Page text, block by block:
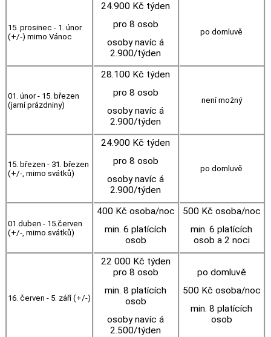
15. prosinec - 1. únor
(+/-) mimo Vánoc
24.900 Kč týden
pro 8 osob
osoby navíc á
2.900/týden
po domluvě
01. únor - 15. březen
(jarní prázdniny)
28.100 Kč týden
pro 8 osob
osoby navíc á
2.900/týden
není možný
15. březen - 31. březen
(+/-, mimo svátků)
24.900 Kč týden
pro 8 osob
osoby navíc á
2.900/týden
po domluvě
01.duben - 15.červen
(+/-, mimo svátků)
400 Kč osoba/noc
min. 6 platících
osob
500 Kč osoba/noc
min. 6 platících
osob a 2 noci
16. červen - 5. září (+/-)
22 000 Kč týden
pro 8 osob
min. 8 platících
osob
osoby navíc á
2.500/týden
po domluvě
500 Kč osoba/noc
min. 8 platících
osob